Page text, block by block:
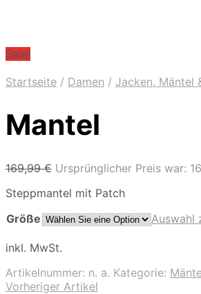
Sale!
Startseite / Damen / Jacken, Mäntel
Mantel
169,99€ Ursprünglicher Preis war:
Steppmantel mit Patch
Größe
Auswahl
inkl. MwSt.
Artikelnummer: n. a. Kategorie:
Vorheriger Artikel